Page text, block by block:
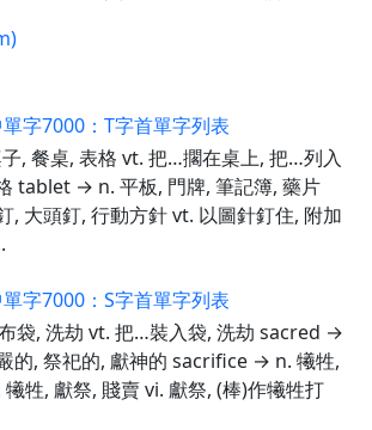
字7000：T字首單字列表
, 餐桌, 表格 vt. 把…擱在桌上, 把…列入
tablet → n. 平板, 門牌, 筆記簿, 藥片
大頭釘, 行動方針 vt. 以圖針釘住, 附加
字7000：S字首單字列表
袋, 洗劫 vt. 把…裝入袋, 洗劫 sacred →
的, 祭祀的, 獻神的 sacrifice → n. 犧牲,
牲, 獻祭, 賤賣 vi. 獻祭, (棒)作犧牲打